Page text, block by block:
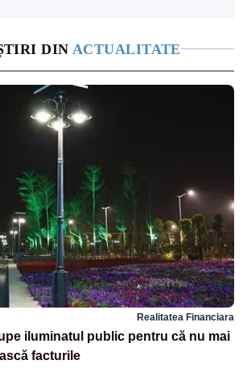
DIN ACTUALITATE
Realitatea Financiara
iluminatul public pentru că nu mai
facturile